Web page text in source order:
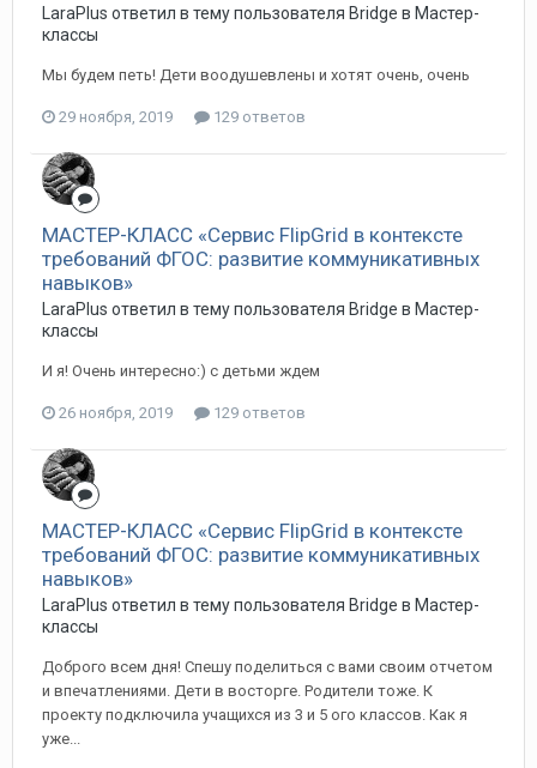
LaraPlus ответил в тему пользователя Bridge в Мастер-
классы
Мы будем петь! Дети воодушевлены и хотят очень, очень
29 ноября, 2019 129 ответов
МАСТЕР-КЛАСС «Сервис FlipGrid в контексте
требований ФГОС: развитие коммуникативных
навыков»
LaraPlus ответил в тему пользователя Bridge в Мастер-
классы
И я! Очень интересно:) с детьми ждем
26 ноября, 2019 129 ответов
МАСТЕР-КЛАСС «Сервис FlipGrid в контексте
требований ФГОС: развитие коммуникативных
навыков»
LaraPlus ответил в тему пользователя Bridge в Мастер-
классы
Доброго всем дня! Спешу поделиться с вами своим отчетом
и впечатлениями. Дети в восторге. Родители тоже. К
проекту подключила учащихся из 3 и 5 ого классов. Как я
уже...